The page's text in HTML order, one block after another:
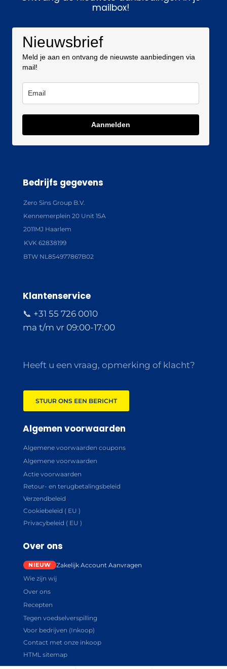
mailbox!
Nieuwsbrief
Meld je aan en ontvang de nieuwste aanbiedingen via
mail!
Aanmelden
Bedrijfs gegevens
Zero Sins Group B.V.
Kennemerplein 20 Unit 15A
2011MJ Haarlem
KVK 62838199
BTW NL854977867B02
Klantenservice
📞 +31 55 726 0010
ma t/m vr 09:00-17:00
Heeft u een vraag, opmerking of klacht?
STUUR ONS EEN BERICHT
Algemen voorwaarden
Algemene voorwaarden coupons
Algemene voorwaarden
Actie voorwaarden
Retour- en terugbetalingsbeleid
Verzendbeleid
Cookiebeleid ( EU )
Privacybeleid ( EU )
Over ons
Zakelijk Account Aanvragen
Wie zijn wij
Over ons
Recepten
Tegen voedselverspilling
Voor bedrijven (Inkoop)
Contact met onze inkoop
HTML sitemap